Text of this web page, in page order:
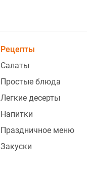
15:01
на
14:44
нанесла
14:42
Рецепты
Салаты
Простые блюда
Легкие десерты
Напитки
Праздничное меню
Закуски